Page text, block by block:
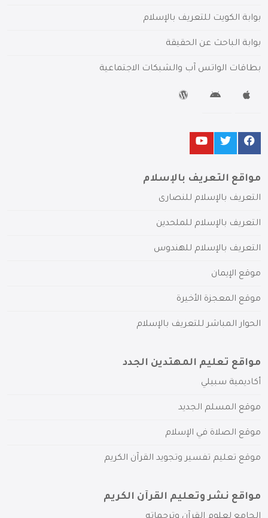
بوابة الكويت للتعريف بالإسلام
بوابة الباحث عن الحقيقة
بطاقات الواتس آب والشبكات الاجتماعية
مواقع التعريف بالإسلام
التعريف بالإسلام للنصارى
التعريف بالإسلام للملحدين
التعريف بالإسلام للهندوس
موقع الإيمان
موقع المعجزة الأخيرة
الحوار المباشر للتعريف بالإسلام
مواقع تعليم المهتدين الجدد
أكاديمية سبيلي
موقع المسلم الجديد
موقع الصلاة في الإسلام
موقع تعليم تفسير وتجويد القرآن الكريم
مواقع نشر وتعليم القرآن الكريم